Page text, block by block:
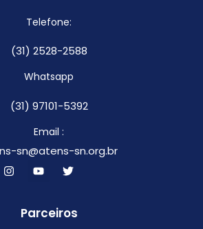
Telefone:
(31) 2528-2588
Whatsapp
(31) 97101-5392
Email :
sn@atens-sn.org.br
Parceiros